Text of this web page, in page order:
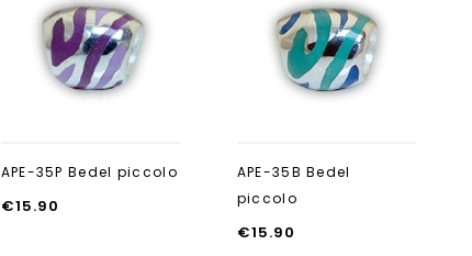
APE-35P Bedel piccolo
€15.90
APE-35B Bedel
piccolo
€15.90